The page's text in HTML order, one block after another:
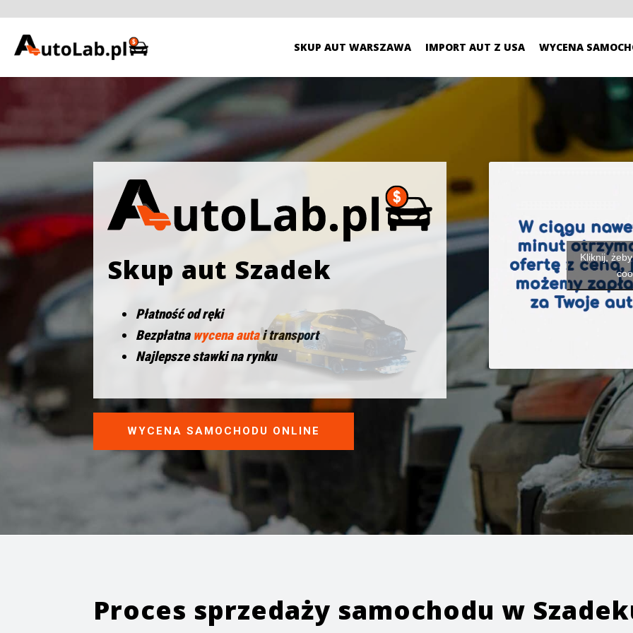
SKUP AUT WARSZAWA IMPORT AUT Z USA WYCENA
Skup aut Szadek
Płatność od ręki
Bezpłatna wycena autai transport
Najlepsze stawki na rynku
WYCENA SAMOCHODU ONLINE
Kliknij,
Proces sprzedaży samochodu w